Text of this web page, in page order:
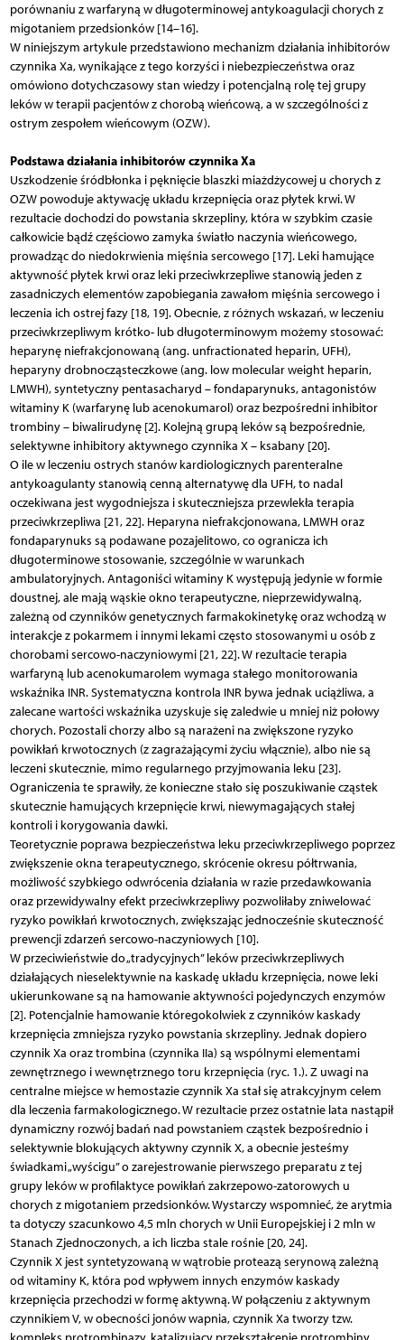
porównaniu z warfaryną w długoterminowej antykoagulacji chorych z
migotaniem przedsionków [14–16].
W niniejszym artykule przedstawiono mechanizm działania inhibitorów
czynnika Xa, wynikające z tego korzyści i niebezpieczeństwa oraz
omówiono dotychczasowy stan wiedzy i potencjalną rolę tej grupy
leków w terapii pacjentów z chorobą wieńcową, a w szczególności z
ostrym zespołem wieńcowym (OZW).
Podstawa działania inhibitorów czynnika Xa
Uszkodzenie śródbłonka i pęknięcie blaszki miażdżycowej u chorych z
OZW powoduje aktywację układu krzepnięcia oraz płytek krwi. W
rezultacie dochodzi do powstania skrzepliny, która w szybkim czasie
całkowicie bądź częściowo zamyka światło naczynia wieńcowego,
prowadząc do niedokrwienia mięśnia sercowego [17]. Leki hamujące
aktywność płytek krwi oraz leki przeciwkrzepliwe stanowią jeden z
zasadniczych elementów zapobiegania zawałom mięśnia sercowego i
leczenia ich ostrej fazy [18, 19]. Obecnie, z różnych wskazań, w leczeniu
przeciwkrzepliwym krótko- lub długoterminowym możemy stosować:
heparynę niefrakcjonowaną (ang. unfractionated heparin, UFH),
heparyny drobnocząsteczkowe (ang. low molecular weight heparin,
LMWH), syntetyczny pentasacharyd – fondaparynuks, antagonistów
witaminy K (warfarynę lub acenokumarol) oraz bezpośredni inhibitor
trombiny – biwalirudynę [2]. Kolejną grupą leków są bezpośrednie,
selektywne inhibitory aktywnego czynnika X – ksabany [20].
O ile w leczeniu ostrych stanów kardiologicznych parenteralne
antykoagulanty stanowią cenną alternatywę dla UFH, to nadal
oczekiwana jest wygodniejsza i skuteczniejsza przewlekła terapia
przeciwkrzepliwa [21, 22]. Heparyna niefrakcjonowana, LMWH oraz
fondaparynuks są podawane pozajelitowo, co ogranicza ich
długoterminowe stosowanie, szczególnie w warunkach
ambulatoryjnych. Antagoniści witaminy K występują jedynie w formie
doustnej, ale mają wąskie okno terapeutyczne, nieprzewidywalną,
zależną od czynników genetycznych farmakokinetykę oraz wchodzą w
interakcje z pokarmem i innymi lekami często stosowanymi u osób z
chorobami sercowo-naczyniowymi [21, 22]. W rezultacie terapia
warfaryną lub acenokumarolem wymaga stałego monitorowania
wskaźnika INR. Systematyczna kontrola INR bywa jednak uciążliwa, a
zalecane wartości wskaźnika uzyskuje się zaledwie u mniej niż połowy
chorych. Pozostali chorzy albo są narażeni na zwiększone ryzyko
powikłań krwotocznych (z zagrażającymi życiu włącznie), albo nie są
leczeni skutecznie, mimo regularnego przyjmowania leku [23].
Ograniczenia te sprawiły, że konieczne stało się poszukiwanie cząstek
skutecznie hamujących krzepnięcie krwi, niewymagających stałej
kontroli i korygowania dawki.
Teoretycznie poprawa bezpieczeństwa leku przeciwkrzepliwego poprzez
zwiększenie okna terapeutycznego, skrócenie okresu półtrwania,
możliwość szybkiego odwrócenia działania w razie przedawkowania
oraz przewidywalny efekt przeciwkrzepliwy pozwoliłaby zniwelować
ryzyko powikłań krwotocznych, zwiększając jednocześnie skuteczność
prewencji zdarzeń sercowo-naczyniowych [10].
W przeciwieństwie do „tradycyjnych” leków przeciwkrzepliwych
działających nieselektywnie na kaskadę układu krzepnięcia, nowe leki
ukierunkowane są na hamowanie aktywności pojedynczych enzymów
[2]. Potencjalnie hamowanie któregokolwiek z czynników kaskady
krzepnięcia zmniejsza ryzyko powstania skrzepliny. Jednak dopiero
czynnik Xa oraz trombina (czynnika IIa) są wspólnymi elementami
zewnętrznego i wewnętrznego toru krzepnięcia (ryc. 1.). Z uwagi na
centralne miejsce w hemostazie czynnik Xa stał się atrakcyjnym celem
dla leczenia farmakologicznego. W rezultacie przez ostatnie lata nastąpił
dynamiczny rozwój badań nad powstaniem cząstek bezpośrednio i
selektywnie blokujących aktywny czynnik X, a obecnie jesteśmy
świadkami „wyścigu” o zarejestrowanie pierwszego preparatu z tej
grupy leków w profilaktyce powikłań zakrzepowo-zatorowych u
chorych z migotaniem przedsionków. Wystarczy wspomnieć, że arytmia
ta dotyczy szacunkowo 4,5 mln chorych w Unii Europejskiej i 2 mln w
Stanach Zjednoczonych, a ich liczba stale rośnie [20, 24].
Czynnik X jest syntetyzowaną w wątrobie proteazą serynową zależną
od witaminy K, która pod wpływem innych enzymów kaskady
krzepnięcia przechodzi w formę aktywną. W połączeniu z aktywnym
czynnikiem V, w obecności jonów wapnia, czynnik Xa tworzy tzw.